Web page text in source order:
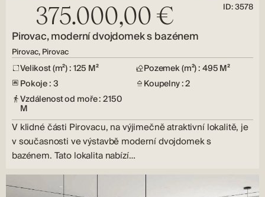
375.000,00 € ID: 3578
Pirovac, moderní dvojdomek s bazénem
Pirovac, Pirovac
Velikost (m²) : 125 M²
Pozemek (m²) : 495 M²
Pokoje : 3
Koupelny : 2
Vzdálenost od moře : 2150
M
V klidné části Pirovacu, na výjimečně atraktivní lokalitě, je
v současnosti ve výstavbě moderní dvojdomek s
bazénem. Tato lokalita nabízí…